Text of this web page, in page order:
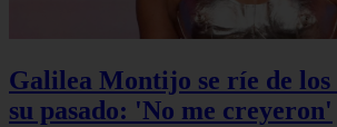
Galilea Montijo se ríe de los
su pasado: 'No me creyeron'